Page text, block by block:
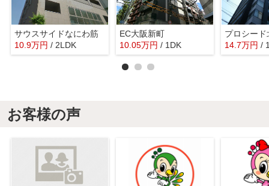
サウスサイドなにわ筋
10.9万円 / 2LDK
EC大阪新町
10.05万円 / 1DK
プロシード
14.7万円 /
お客様の声